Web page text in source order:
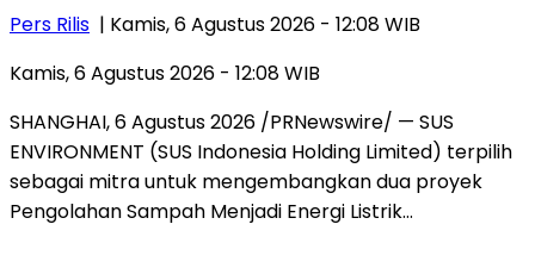
Pers Rilis | Kamis, 6 Agustus 2026 - 12:08 WIB
Kamis, 6 Agustus 2026 - 12:08 WIB
SHANGHAI, 6 Agustus 2026 /PRNewswire/ — SUS
ENVIRONMENT (SUS Indonesia Holding Limited) terpilih
sebagai mitra untuk mengembangkan dua proyek
Pengolahan Sampah Menjadi Energi Listrik…